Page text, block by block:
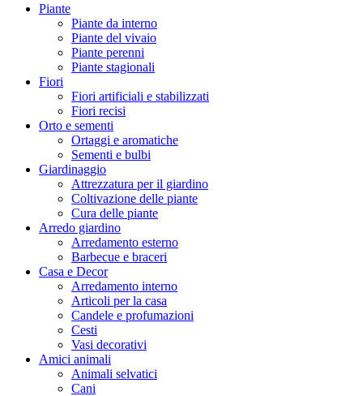
Piante
Piante da interno
Piante del vivaio
Piante perenni
Piante stagionali
Fiori
Fiori artificiali e stabilizzati
Fiori recisi
Orto e sementi
Ortaggi e aromatiche
Sementi e bulbi
Giardinaggio
Attrezzatura per il giardino
Coltivazione delle piante
Cura delle piante
Arredo giardino
Arredamento esterno
Barbecue e braceri
Casa e Decor
Arredamento interno
Articoli per la casa
Candele e profumazioni
Cesti
Vasi decorativi
Amici animali
Animali selvatici
Cani